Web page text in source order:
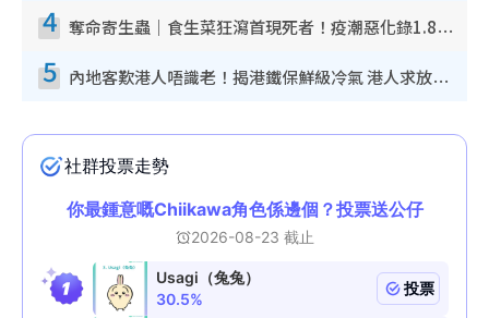
4 奪命寄生蟲｜食生菜狂瀉首現死者！疫潮惡化錄1.8萬宗病例 揭洗菜3大謬誤
5 內地客歎港人唔識老！揭港鐵保鮮級冷氣 港人求放過：咪投訴